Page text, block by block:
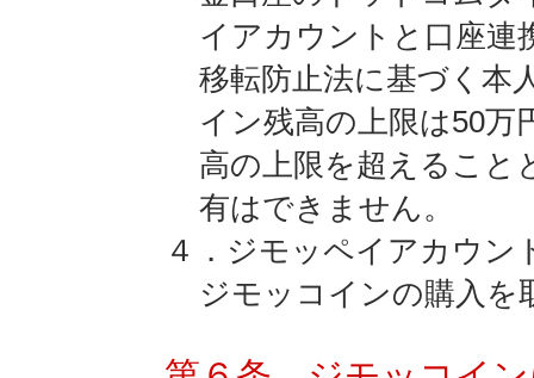
イアカウントと口座連
移転防止法に基づく本
イン残高の上限は50万
高の上限を超えること
有はできません。
４．ジモッペイアカウン
ジモッコインの購入を